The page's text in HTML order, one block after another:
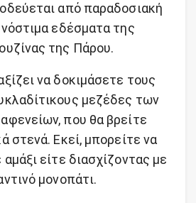
από παραδοσιακή
εδέσματα της
της Πάρου.
να δοκιμάσετε τους
μεζέδες των
που θα βρείτε
στενά. Εκεί, μπορείτε να
είτε διασχίζοντας με
μονοπάτι.